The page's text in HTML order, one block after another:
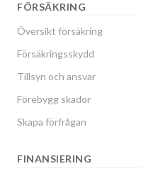
FÖRSÄKRING
Översikt försäkring
Försäkringsskydd
Tillsyn och ansvar
Förebygg skador
Skapa förfrågan
FINANSIERING